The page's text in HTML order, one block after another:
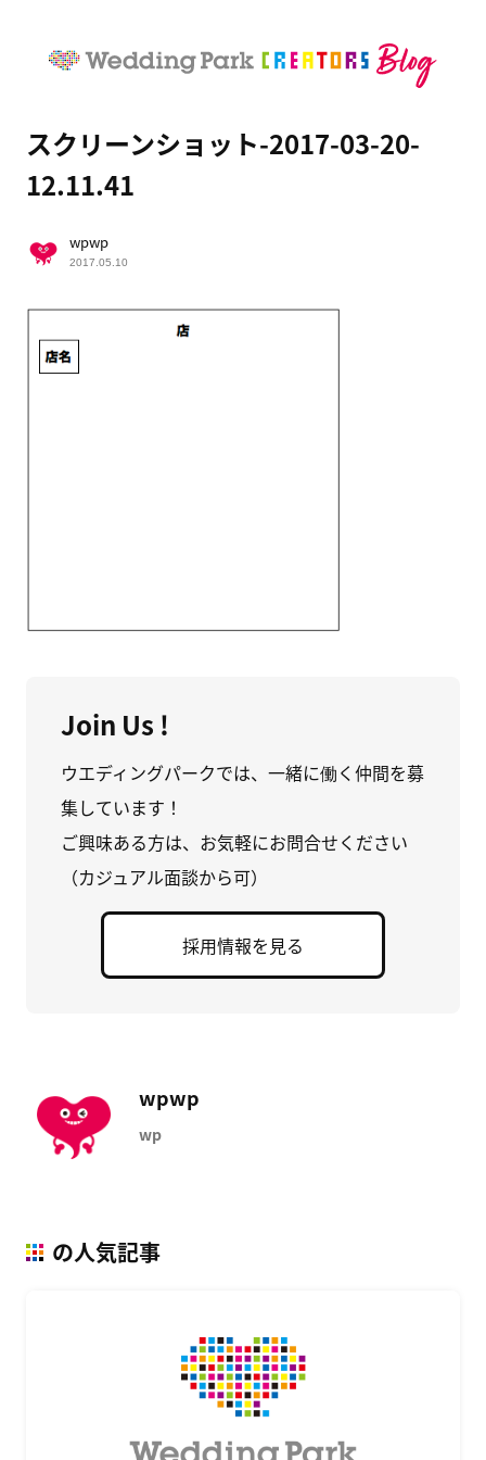
スクリーンショット-2017-03-20-
12.11.41
wpwp
2017.05.10
Join Us !
ウエディングパークでは、一緒に働く仲間を募
集しています！
ご興味ある方は、お気軽にお問合せください
（カジュアル面談から可）
採用情報を見る
wpwp
wp
の人気記事